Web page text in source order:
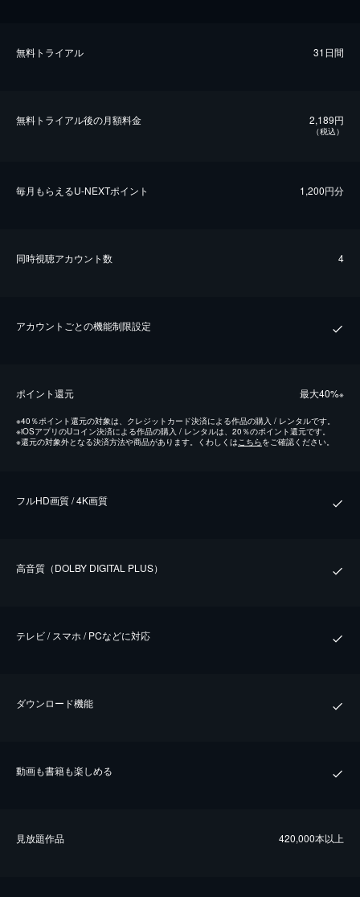
無料トライアル 31日間
無料トライアル後の⽉額料金 2,189円
（税込）
毎⽉もらえるU-NEXTポイント 1,200円分
同時視聴アカウント数 4
アカウントごとの機能制限設定
ポイント還元 最⼤40%※
※40％ポイント還元の対象は、クレジットカード決済による作品の購入 / レンタルです。
※iOSアプリのUコイン決済による作品の購入 / レンタルは、20％のポイント還元です。
※還元の対象外となる決済方法や商品があります。くわしくはこちらをご確認ください。
フルHD画質 / 4K画質
⾼⾳質（DOLBY DIGITAL PLUS）
テレビ / スマホ / PCなどに対応
ダウンロード機能
動画も書籍も楽しめる
⾒放題作品 420,000本以上